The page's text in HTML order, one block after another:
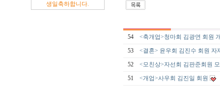
생일축하합니다.
54
<축개업>청마회 김광연 회원
53
<결혼> 윤우회 김진수 회원 자
52
<모친상>자선회 김판준회원
51
<개업>사우회 김진일 회원